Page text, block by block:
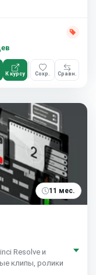
К курсу Сохр. Сравн.
11 мес.
Resolve и
клипы, ролики